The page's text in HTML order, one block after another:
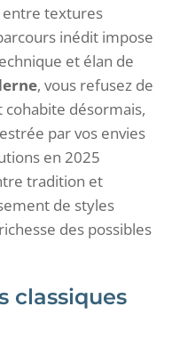
entre textures
inédit impose
et élan de
, vous refusez de
désormais,
par vos envies
en 2025
tradition et
de styles
des possibles
classiques